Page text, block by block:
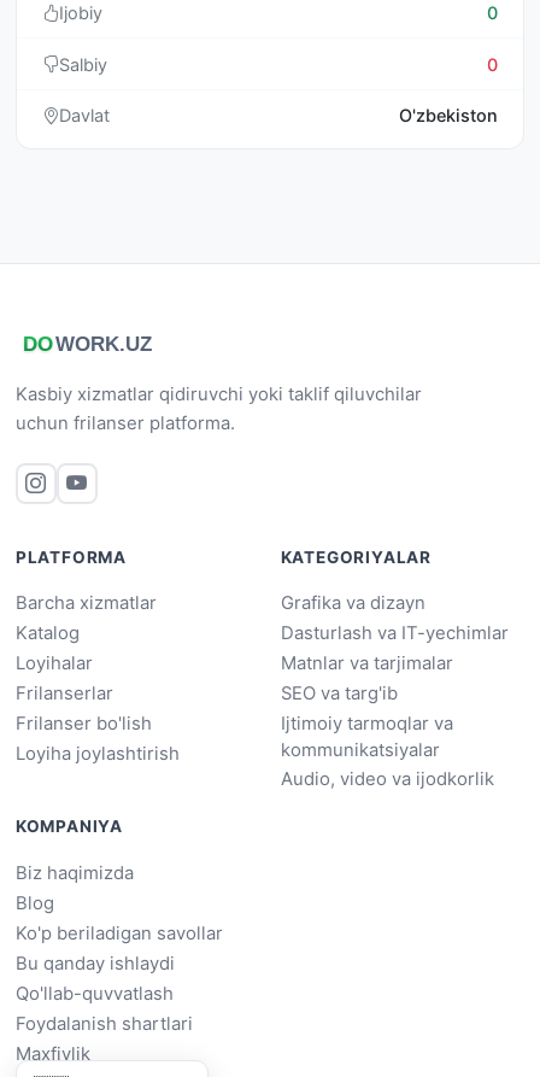
Ijobiy 0
Salbiy 0
Davlat O'zbekiston
Kasbiy xizmatlar qidiruvchi yoki taklif qiluvchilar
uchun frilanser platforma.
PLATFORMA
Barcha xizmatlar
Katalog
Loyihalar
Frilanserlar
Frilanser bo'lish
Loyiha joylashtirish
KATEGORIYALAR
Grafika va dizayn
Dasturlash va IT-yechimlar
Matnlar va tarjimalar
SEO va targ'ib
Ijtimoiy tarmoqlar va
kommunikatsiyalar
Audio, video va ijodkorlik
KOMPANIYA
Biz haqimizda
Blog
Ko'p beriladigan savollar
Bu qanday ishlaydi
Qo'llab-quvvatlash
Foydalanish shartlari
Maxfiylik